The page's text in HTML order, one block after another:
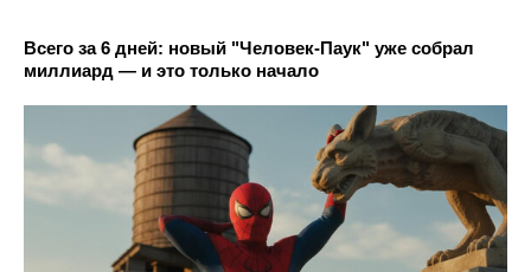
Всего за 6 дней: новый "Человек-Паук" уже собрал
миллиард — и это только начало